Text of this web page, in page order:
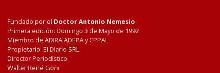
Fundado por el Doctor Antonio Nemesio
Primera edición: Domingo 3 de Mayo de 1992
Miembro de ADIRA,ADEPA y CPPAL
Propietario: El Diario SRL
Director Periodístico:
Walter René Goñi